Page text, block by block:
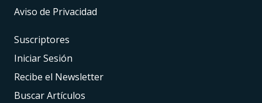
Aviso de Privacidad
Suscriptores
Iniciar Sesión
Recibe el Newsletter
Buscar Artículos